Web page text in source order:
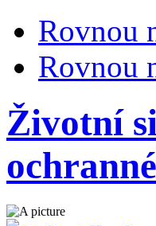
Rovnou
Rovnou
Životní